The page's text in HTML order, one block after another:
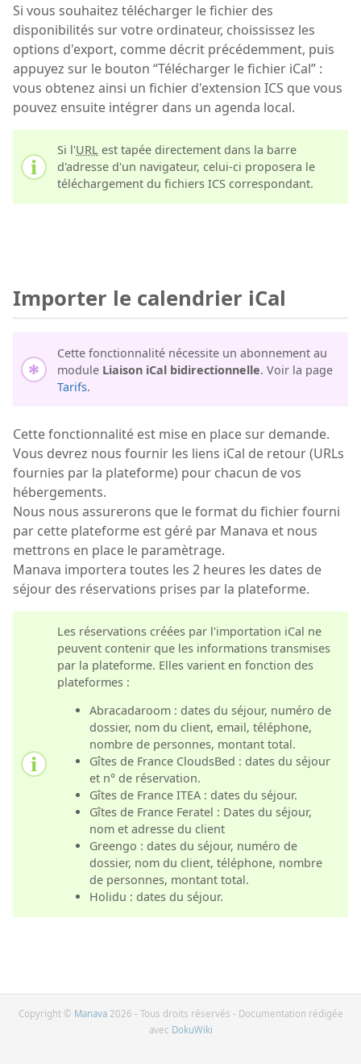
Si vous souhaitez télécharger le fichier des
disponibilités sur votre ordinateur, choississez les
options d'export, comme décrit précédemment, puis
appuyez sur le bouton “Télécharger le fichier iCal” :
vous obtenez ainsi un fichier d'extension ICS que vous
pouvez ensuite intégrer dans un agenda local.
Si l'URL est tapée directement dans la barre
d'adresse d'un navigateur, celui-ci proposera le
téléchargement du fichiers ICS correspondant.
Importer le calendrier iCal
Cette fonctionnalité nécessite un abonnement au
module Liaison iCal bidirectionnelle. Voir la page
Tarifs.
Cette fonctionnalité est mise en place sur demande.
Vous devrez nous fournir les liens iCal de retour (URLs
fournies par la plateforme) pour chacun de vos
hébergements.
Nous nous assurerons que le format du fichier fourni
par cette plateforme est géré par Manava et nous
mettrons en place le paramètrage.
Manava importera toutes les 2 heures les dates de
séjour des réservations prises par la plateforme.
Les réservations créées par l'importation iCal ne
peuvent contenir que les informations transmises
par la plateforme. Elles varient en fonction des
plateformes :
Abracadaroom : dates du séjour, numéro de
dossier, nom du client, email, téléphone,
nombre de personnes, montant total.
Gîtes de France CloudsBed : dates du séjour
et n° de réservation.
Gîtes de France ITEA : dates du séjour.
Gîtes de France Feratel : Dates du séjour,
nom et adresse du client
Greengo : dates du séjour, numéro de
dossier, nom du client, téléphone, nombre
de personnes, montant total.
Holidu : dates du séjour.
Copyright © Manava2026 - Tous droits réservés - Documentation rédigée
avec DokuWiki